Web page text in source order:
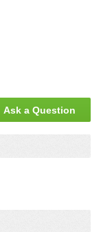
Ask a Question